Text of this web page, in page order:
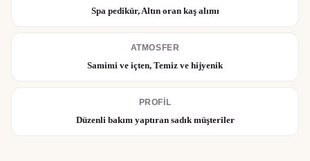
Spa pedikür, Altın oran kaş alımı
ATMOSFER
Samimi ve içten, Temiz ve hijyenik
PROFIL
Düzenli bakım yaptıran sadık müşteriler